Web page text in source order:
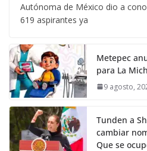
Autónoma de México dio a
619 aspirantes ya
Metepec
para La
9 agosto,
Tunden a
cambiar
Que se